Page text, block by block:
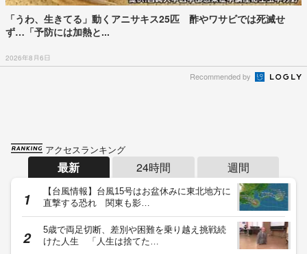
「うわ、生きてる」動くアニサキス25匹 酢やワサビでは死滅せ
ず…「予防には加熱と...
2026年8月6日
Recommended by
アクセスランキング
最新 24時間 週間
【台風情報】台風15号はお盆休みに東北地方に
直撃する恐れ 関東も影…
5歳で両足切断、差別や困難を乗り越え挑戦続
けた人生 「人生は捨てた…